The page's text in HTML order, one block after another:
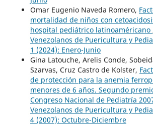
Omar Eugenio Naveda Romero,
mortalidad de niños con
hospital pediátrico latinoaméricano
Venezolanos de Puericultura y
1 (2024): Enero-Junio
Gina Latouche, Arelis Conde,
Szarvas, Cruz Castro de Kolster,
de protección para la anemia
menores de 6 años. Segundo
Congreso Nacional de Pediatría
Venezolanos de Puericultura y
4 (2007): Octubre-Diciembre